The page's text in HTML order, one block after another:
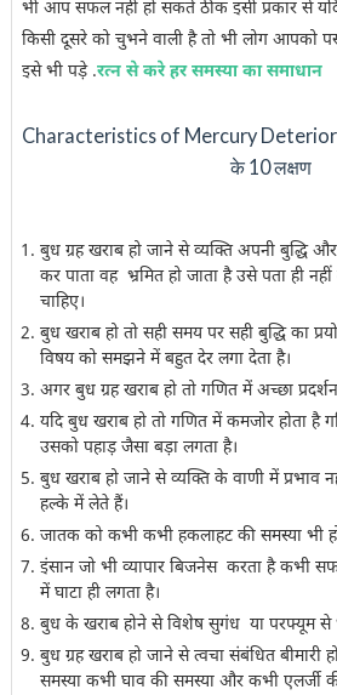
भी आप सफल नहीं हो सकते ठीक इसी प्रकार से
किसी दूसरे को चुभने वाली है तो भी लोग आपको
इसे भी पड़े .रत्न से करे हर समस्या का समाधान
Characteristics of Mercury
के 10 लक्षण
बुध ग्रह खराब हो जाने से व्यक्ति अपनी बुद्धि
कर पाता वह भ्रमित हो जाता है उसे पता ही
चाहिए।
बुध खराब हो तो सही समय पर सही बुद्धि का
विषय को समझने में बहुत देर लगा देता है।
अगर बुध ग्रह खराब हो तो गणित में अच्छा
यदि बुध खराब हो तो गणित में कमजोर होता है
उसको पहाड़ जैसा बड़ा लगता है।
बुध खराब हो जाने से व्यक्ति के वाणी में प्रभाव
हल्के में लेते हैं।
जातक को कभी कभी हकलाहट की समस्या भी
इंसान जो भी व्यापार बिजनेस करता है कभी
में घाटा ही लगता है।
बुध के खराब होने से विशेष सुगंध या परफ्यूम से
बुध ग्रह खराब हो जाने से त्वचा संबंधित
समस्या कभी घाव की समस्या और कभी एलर्जी